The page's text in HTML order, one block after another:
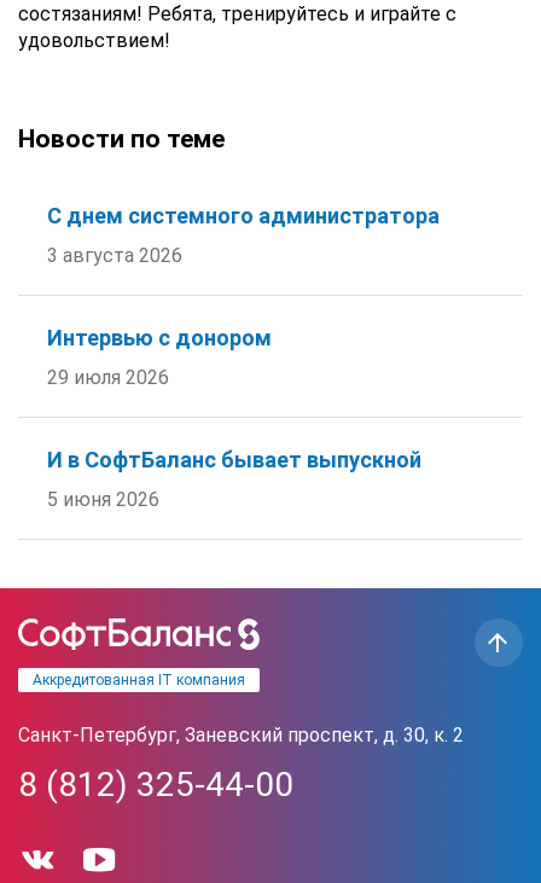
состязаниям! Ребята, тренируйтесь и играйте с
удовольствием!
Новости по теме
С днем системного администратора
3 августа 2026
Интервью с донором
29 июля 2026
И в СофтБаланс бывает выпускной
5 июня 2026
Аккредитованная IT компания
Санкт-Петербург, Заневский проспект, д. 30, к. 2
8 (812) 325-44-00